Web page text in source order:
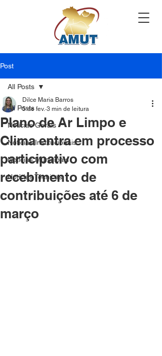
Post
All Posts
Notícias Gerais
Notícias Institucionais
Notícias Municipais
Notícias Técnicas
All Posts
Plano de Ar Limpo e
Clima entra em processo
participativo com
recebimento de
contribuições até 6 de
março
Dilce Maria Barros
5 de fev. 3 min de leitura